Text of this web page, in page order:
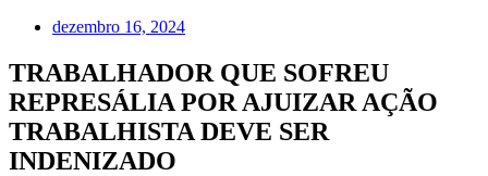
dezembro 16, 2024
TRABALHADOR QUE SOFREU
REPRESÁLIA POR AJUIZAR AÇÃO
TRABALHISTA DEVE SER
INDENIZADO